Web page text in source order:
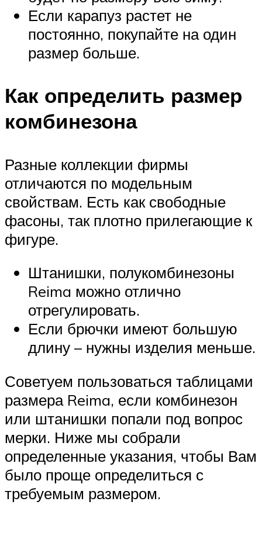
Если карапуз растет не
постоянно, покупайте на один
размер больше.
Как определить размер
комбинезона
Разные коллекции фирмы
отличаются по модельным
свойствам. Есть как свободные
фасоны, так плотно прилегающие к
фигуре.
Штанишки, полукомбинезоны
Reima можно отлично
отрегулировать.
Если брючки имеют большую
длину – нужны изделия меньше.
Советуем пользоваться таблицами
размера Reima, если комбинезон
или штанишки попали под вопрос
мерки. Ниже мы собрали
определенные указания, чтобы Вам
было проще определиться с
требуемым размером.